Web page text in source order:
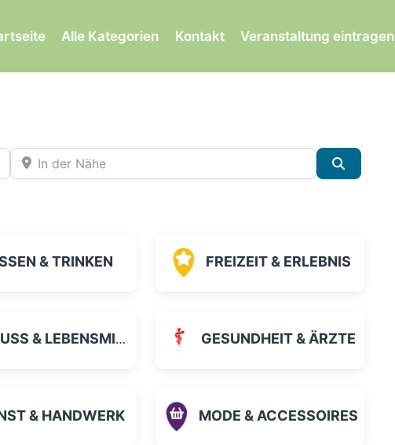
Alle Kategorien Kontakt Veranstaltung eintragen
In der Nähe
& TRINKEN FREIZEIT & ERLEBNIS
& LEBENSMITTEL GESUNDHEIT & ÄRZTE
& HANDWERK MODE & ACCESSOIRES